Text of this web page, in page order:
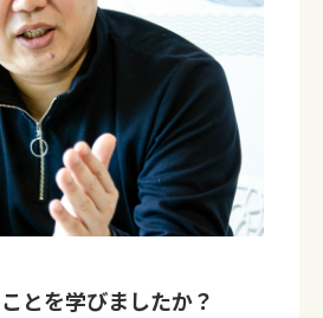
とを学びましたか？